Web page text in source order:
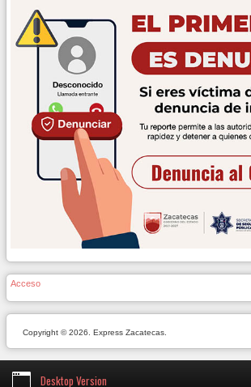
Acceso
Copyright © 2026. Express Zacatecas.
Desktop Version